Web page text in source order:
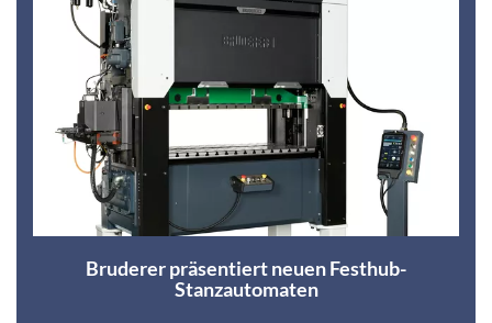
Bruderer präsentiert neuen Festhub-
Stanzautomaten